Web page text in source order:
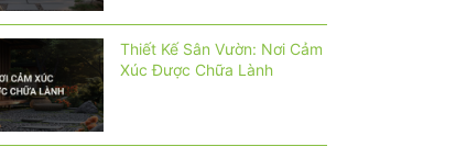
Thiết Kế Sân Vườn: Nơi Cảm
Xúc Được Chữa Lành